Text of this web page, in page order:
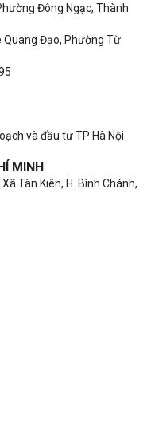
Đông Ngạc, Thành
Quang Đạo, Phường Từ
và đầu tư TP Hà Nội
MINH
Tân Kiên, H. Bình Chánh,